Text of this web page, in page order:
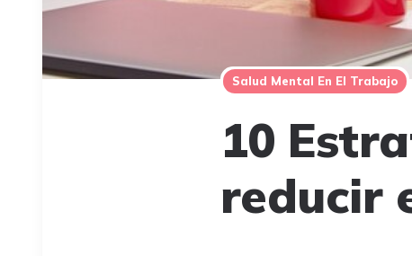
Salud Mental En El Trabajo
10
reducir